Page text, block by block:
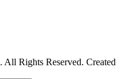
. All Rights Reserved. Created